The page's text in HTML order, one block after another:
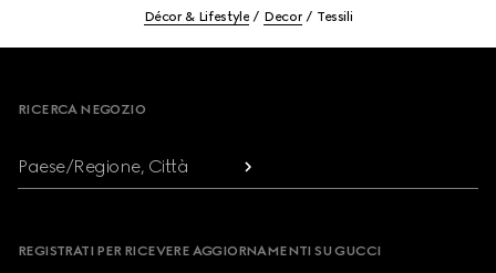
Décor & Lifestyle Decor Tessili
RICERCA NEGOZIO
Paese/Regione, Città
REGISTRATI PER RICEVERE AGGIORNAMENTI SU GUCCI